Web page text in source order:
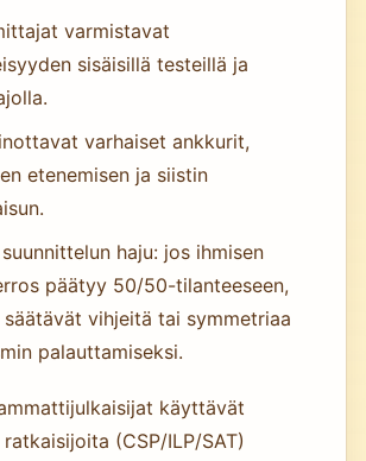
varmistavat
sisäisillä testeillä ja
varhaiset ankkurit,
etenemisen ja siistin
haju: jos ihmisen
päätyy 50/50-tilanteeseen,
vihjeitä tai symmetriaa
palauttamiseksi.
käyttävät
(CSP/ILP/SAT)